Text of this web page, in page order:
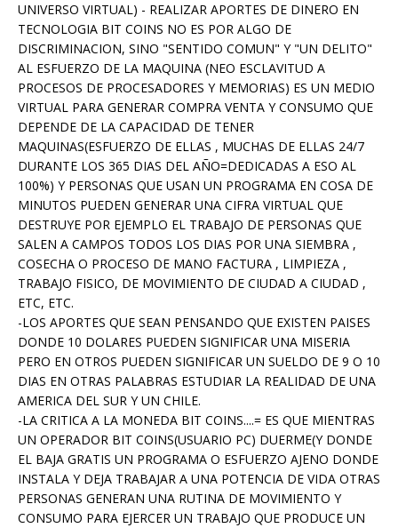
UNIVERSO VIRTUAL) - REALIZAR APORTES DE DINERO EN
TECNOLOGIA BIT COINS NO ES POR ALGO DE
DISCRIMINACION, SINO "SENTIDO COMUN" Y "UN DELITO"
AL ESFUERZO DE LA MAQUINA (NEO ESCLAVITUD A
PROCESOS DE PROCESADORES Y MEMORIAS) ES UN MEDIO
VIRTUAL PARA GENERAR COMPRA VENTA Y CONSUMO QUE
DEPENDE DE LA CAPACIDAD DE TENER
MAQUINAS(ESFUERZO DE ELLAS , MUCHAS DE ELLAS 24/7
DURANTE LOS 365 DIAS DEL AÑO=DEDICADAS A ESO AL
100%) Y PERSONAS QUE USAN UN PROGRAMA EN COSA DE
MINUTOS PUEDEN GENERAR UNA CIFRA VIRTUAL QUE
DESTRUYE POR EJEMPLO EL TRABAJO DE PERSONAS QUE
SALEN A CAMPOS TODOS LOS DIAS POR UNA SIEMBRA ,
COSECHA O PROCESO DE MANO FACTURA , LIMPIEZA ,
TRABAJO FISICO, DE MOVIMIENTO DE CIUDAD A CIUDAD ,
ETC, ETC.
-LOS APORTES QUE SEAN PENSANDO QUE EXISTEN PAISES
DONDE 10 DOLARES PUEDEN SIGNIFICAR UNA MISERIA
PERO EN OTROS PUEDEN SIGNIFICAR UN SUELDO DE 9 O 10
DIAS EN OTRAS PALABRAS ESTUDIAR LA REALIDAD DE UNA
AMERICA DEL SUR Y UN CHILE.
-LA CRITICA A LA MONEDA BIT COINS....= ES QUE MIENTRAS
UN OPERADOR BIT COINS(USUARIO PC) DUERME(Y DONDE
EL BAJA GRATIS UN PROGRAMA O ESFUERZO AJENO DONDE
INSTALA Y DEJA TRABAJAR A UNA POTENCIA DE VIDA OTRAS
PERSONAS GENERAN UNA RUTINA DE MOVIMIENTO Y
CONSUMO PARA EJERCER UN TRABAJO QUE PRODUCE UN